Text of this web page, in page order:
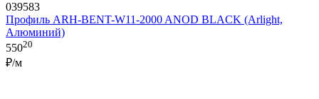
039583
Профиль ARH-BENT-W11-2000 ANOD BLACK (Arlight,
Алюминий)
55020
₽/м